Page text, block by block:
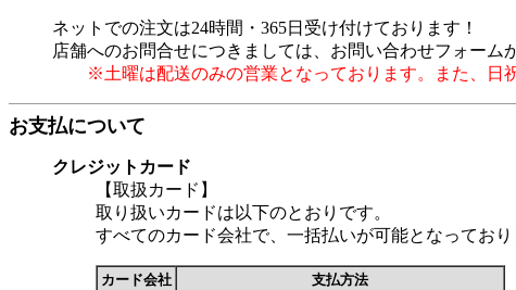
ネットでの注文は24時間・365日受け付けております！
店舗へのお問合せにつきましては、お問い合わせフォーム
※土曜は配送のみの営業となっております。また、日
お支払について
クレジットカード
【取扱カード】
取り扱いカードは以下のとおりです。
すべてのカード会社で、一括払いが可能となっており
カード会社
支払方法